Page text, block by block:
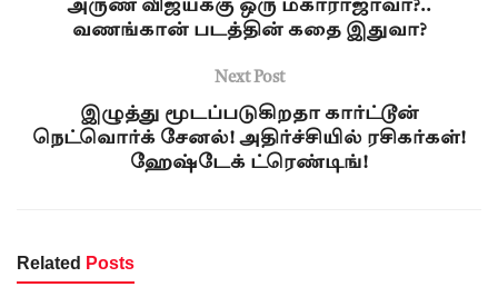
அருண் விஜய்க்கு ஒரு மகாராஜாவா?..
வணங்கான் படத்தின் கதை இதுவா?
Next Post
இழுத்து மூடப்படுகிறதா கார்ட்டூன்
நெட்வொர்க் சேனல்! அதிர்ச்சியில் ரசிகர்கள்!
ஹேஷ்டேக் ட்ரெண்டிங்!
Related Posts